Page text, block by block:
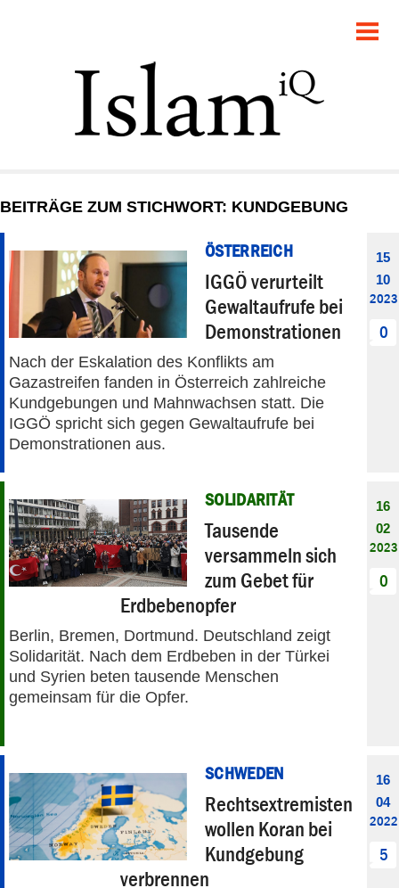
GESELLSCHAFT
STARTSEITE
DEBATTE
PANORAMA
BEITRÄGE ZUM STICHWORT: KUNDGEBUNG
ÖSTERREICH
IGGÖ verurteilt
Gewaltaufrufe bei
Demonstrationen
Nach der Eskalation des Konflikts am
Gazastreifen fanden in Österreich zahlreiche
Kundgebungen und Mahnwachsen statt. Die
IGGÖ spricht sich gegen Gewaltaufrufe bei
Demonstrationen aus.
15
10
2023
0
SOLIDARITÄT
Tausende
versammeln sich
zum Gebet für
Erdbebenopfer
Berlin, Bremen, Dortmund. Deutschland zeigt
Solidarität. Nach dem Erdbeben in der Türkei
und Syrien beten tausende Menschen
gemeinsam für die Opfer.
16
02
2023
0
SCHWEDEN
Rechtsextremisten
wollen Koran bei
Kundgebung
verbrennen
16
04
2022
5